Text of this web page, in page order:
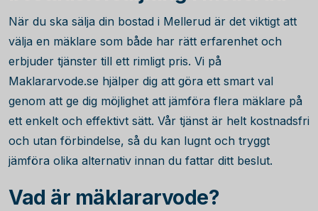
När du ska sälja din bostad i Mellerud är det viktigt att
välja en mäklare som både har rätt erfarenhet och
erbjuder tjänster till ett rimligt pris. Vi på
Maklararvode.se hjälper dig att göra ett smart val
genom att ge dig möjlighet att jämföra flera mäklare på
ett enkelt och effektivt sätt. Vår tjänst är helt kostnadsfri
och utan förbindelse, så du kan lugnt och tryggt
jämföra olika alternativ innan du fattar ditt beslut.
Vad är mäklararvode?